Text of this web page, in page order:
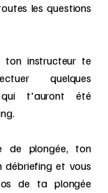
les questions
ton instructeur te
quelques
qui t'auront été
de plongée, ton
débriefing et vous
de ta plongée